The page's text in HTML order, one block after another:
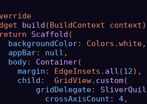
build (BuildContext
Scaffold (
backgroundColor: Colors.white,
appBar: null ,
body: Container(
margin : EdgeInsets. all (12),
child :  GridView. custom(
gridDelegate:
crossAxisCount : 4,